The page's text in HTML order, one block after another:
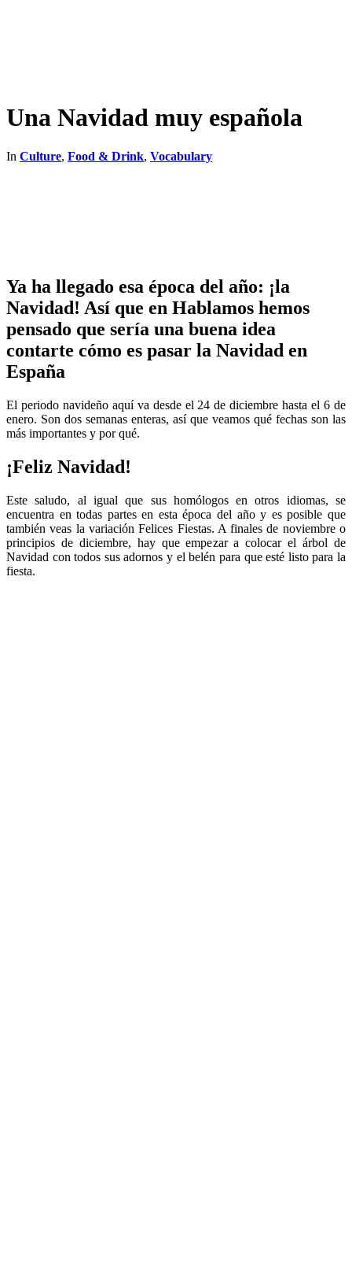
Una Navidad muy española
In Culture, Food & Drink, Vocabulary
Ya ha llegado esa época del año: ¡la
Navidad! Así que en Hablamos hemos
pensado que sería una buena idea
contarte cómo es pasar la Navidad en
España
El periodo navideño aquí va desde el 24 de diciembre hasta el 6 de
enero. Son dos semanas enteras, así que veamos qué fechas son las
más importantes y por qué.
¡Feliz Navidad!
Este saludo, al igual que sus homólogos en otros idiomas, se
encuentra en todas partes en esta época del año y es posible que
también veas la variación Felices Fiestas. A finales de noviembre o
principios de diciembre, hay que empezar a colocar el árbol de
Navidad con todos sus adornos y el belén para que esté listo para la
fiesta.